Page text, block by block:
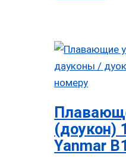
(доукон)
Yanmar